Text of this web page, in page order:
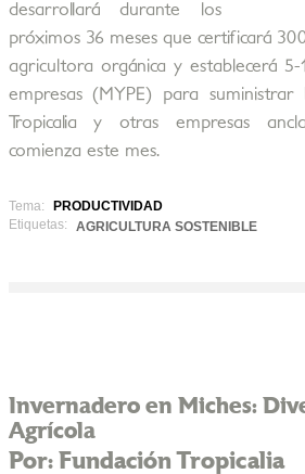
desarrollará durante los
próximos 36 meses que certificará
agricultora orgánica y establecerá
empresas (MYPE) para
Tropicalia y otras empresas
comienza este mes.
Tema:
PRODUCTIVIDAD
Etiquetas:
AGRICULTURA SOSTENIBLE
Invernadero en Miches:
Agrícola
Por: Fundación Tropicalia